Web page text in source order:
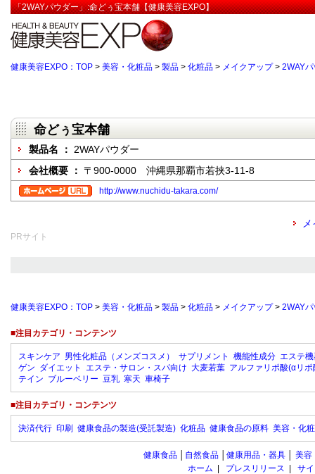
「2WAYパウダー」:命どぅ宝本舗【健康美容EXPO】
健康美容EXPO：TOP > 美容・化粧品 > 製品 > 化粧品 > メイクアップ> 2WAY
命どぅ宝本舗
製品名 ： 2WAYパウダー
会社概要 ： 〒900-0000 沖縄県那覇市若挟3-11-8
http://www.nuchidu-takara.com/
PRサイト
健康美容EXPO：TOP > 美容・化粧品 > 製品 > 化粧品 > メイクアップ> 2WAY
■注目カテゴリ・コンテンツ
スキンケア 男性化粧品（メンズコスメ） サプリメント 機能性成分 エステ
ゲン ダイエット エステ・サロン・スパ向け 大麦若葉 アルファリポ酸(αリポ
テイン ブルーベリー 豆乳 寒天 車椅子
■注目カテゴリ・コンテンツ
決済代行 印刷 健康食品の製造(受託製造) 化粧品 健康食品の原料 美容・化
健康食品 自然食品 健康用品・器具 美容
ホーム
プレスリリース
サ